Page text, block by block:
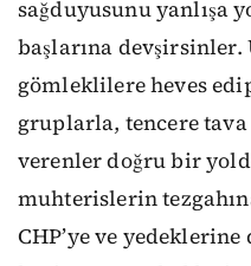
sağduyusunu yanlışa
başlarına devşirsinler.
gömleklilere heves
gruplarla, tencere
verenler doğru bir
muhterislerin
CHP’ye ve yedeklerine